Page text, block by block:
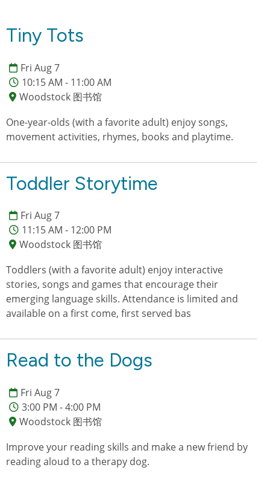
Tiny Tots
Fri Aug 7
10:15 AM - 11:00 AM
Woodstock 图书馆
One-year-olds (with a favorite adult) enjoy songs,
movement activities, rhymes, books and playtime.
Toddler Storytime
Fri Aug 7
11:15 AM - 12:00 PM
Woodstock 图书馆
Toddlers (with a favorite adult) enjoy interactive
stories, songs and games that encourage their
emerging language skills. Attendance is limited and
available on a first come, first served bas
Read to the Dogs
Fri Aug 7
3:00 PM - 4:00 PM
Woodstock 图书馆
Improve your reading skills and make a new friend by
reading aloud to a therapy dog.